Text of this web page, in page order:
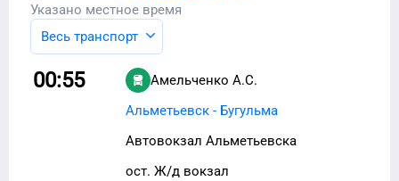
Указано местное время
Весь транспорт
00:55
Амельченко А.С.
Альметьевск - Бугульма
Автовокзал Альметьевска
ост. Ж/д вокзал